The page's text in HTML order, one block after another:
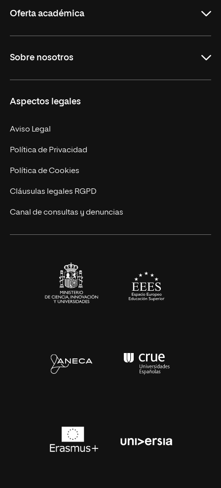
Oferta académica
Másteres Oficiales
Doctorados
Experto Universitario
Postgrados
Cursos Universitarios
Sobre nosotros
Facultades
Nuestro Equipo
Trabaja en UNIR
Actualidad
UNIR Revista
Eventos
Aspectos legales
Aviso Legal
Política de Privacidad
Política de Cookies
Cláusulas legales RGPD
Canal de consultas y denuncias